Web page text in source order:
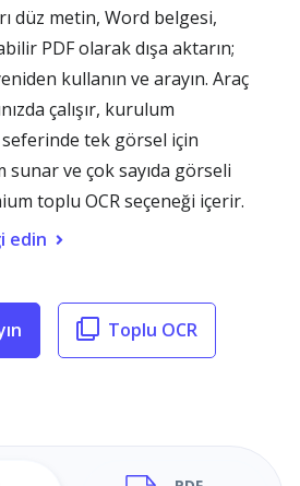
düz metin, Word belgesi,
PDF olarak dışa aktarın;
kullanın ve arayın. Araç
çalışır, kurulum
tek görsel için
ve çok sayıda görseli
toplu OCR seçeneği içerir.
edin
Toplu OCR